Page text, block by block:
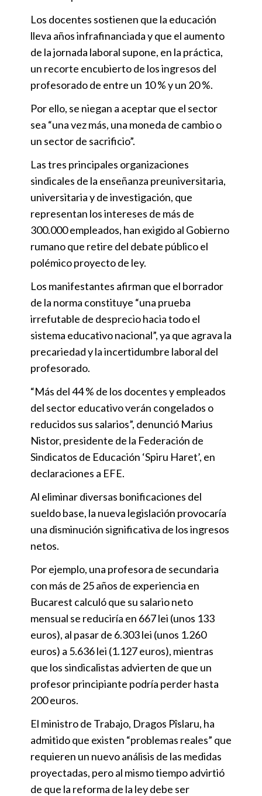
Los docentes sostienen que la educación
lleva años infrafinanciada y que el aumento
de la jornada laboral supone, en la práctica,
un recorte encubierto de los ingresos del
profesorado de entre un 10 % y un 20 %.
Por ello, se niegan a aceptar que el sector
sea “una vez más, una moneda de cambio o
un sector de sacrificio”.
Las tres principales organizaciones
sindicales de la enseñanza preuniversitaria,
universitaria y de investigación, que
representan los intereses de más de
300.000 empleados, han exigido al Gobierno
rumano que retire del debate público el
polémico proyecto de ley.
Los manifestantes afirman que el borrador
de la norma constituye “una prueba
irrefutable de desprecio hacia todo el
sistema educativo nacional”, ya que agrava la
precariedad y la incertidumbre laboral del
profesorado.
“Más del 44 % de los docentes y empleados
del sector educativo verán congelados o
reducidos sus salarios”, denunció Marius
Nistor, presidente de la Federación de
Sindicatos de Educación ‘Spiru Haret’, en
declaraciones a EFE.
Al eliminar diversas bonificaciones del
sueldo base, la nueva legislación provocaría
una disminución significativa de los ingresos
netos.
Por ejemplo, una profesora de secundaria
con más de 25 años de experiencia en
Bucarest calculó que su salario neto
mensual se reduciría en 667 lei (unos 133
euros), al pasar de 6.303 lei (unos 1.260
euros) a 5.636 lei (1.127 euros), mientras
que los sindicalistas advierten de que un
profesor principiante podría perder hasta
200 euros.
El ministro de Trabajo, Dragos Pîslaru, ha
admitido que existen “problemas reales” que
requieren un nuevo análisis de las medidas
proyectadas, pero al mismo tiempo advirtió
de que la reforma de la ley debe ser